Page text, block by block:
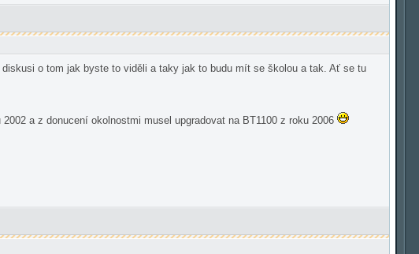
o tom jak byste to viděli a taky jak to budu mít se školou a tak. Ať se tu
a z donucení okolnostmi musel upgradovat na BT1100 z roku 2006